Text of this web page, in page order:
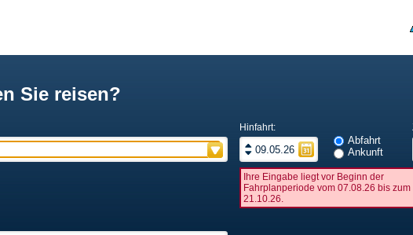
Sie reisen?
Hinfahrt:
Abfahrt
Ankunft
Ihre Eingabe liegt vor Beginn der
Fahrplanperiode vom 07.08.26 bis zum
21.10.26.